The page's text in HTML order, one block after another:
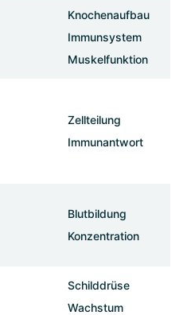
Knochenaufbau
Immunsystem
Muskelfunktion
Zellteilung
Immunantwort
Blutbildung
Konzentration
Schilddrüse
Wachstum